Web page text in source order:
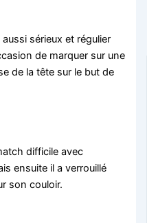
sérieux et régulier
de marquer sur une
de la tête sur le but de
difficile avec
ensuite il a verrouillé
son couloir.